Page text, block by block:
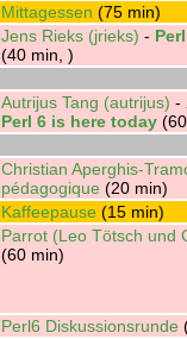
‎Mittagessen‎ (75 min)
Jens Rieks (‎jrieks‎) -
(40 min, )
Autrijus Tang (‎autrijus‎) -
Perl 6 is here today‎
‎Christian Aperghis-
pédagogique‎ (20 min)
‎Kaffeepause‎ (15 min)
‎Parrot (Leo Tötsch und
(60 min)
‎Perl6 Diskussionsrunde‎